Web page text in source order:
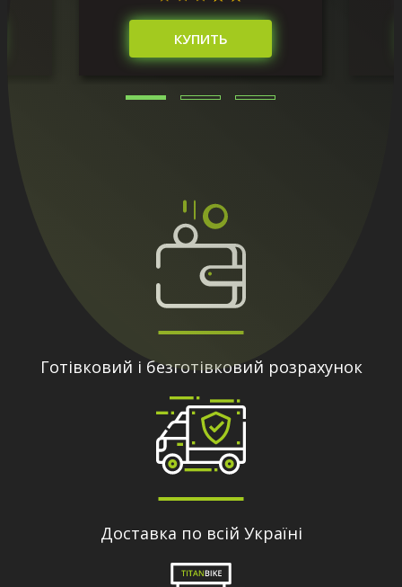
КУПИТЬ
Готівковий і безготівковий розрахунок
Доставка по всій Україні